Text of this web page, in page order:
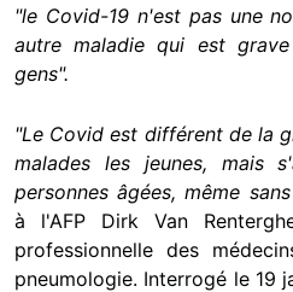
"le Covid-19 n'est pas une
autre maladie qui est
gens".
"Le Covid est différent de la
malades les jeunes, mais
personnes âgées, même
à l'AFP Dirk Van
professionnelle des
pneumologie. Interrogé le 19